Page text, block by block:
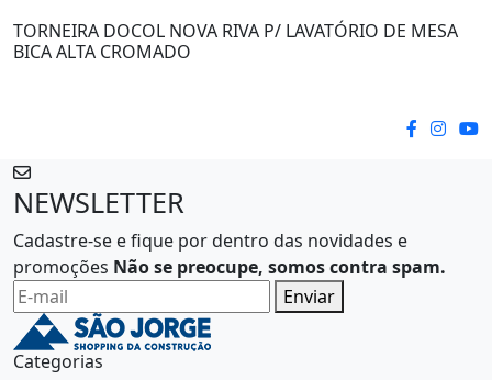
TORNEIRA DOCOL NOVA RIVA P/ LAVATÓRIO DE MESA
BICA ALTA CROMADO
NEWSLETTER
Cadastre-se e fique por dentro das novidades e
promoções Não se preocupe, somos contra spam.
Enviar
Categorias